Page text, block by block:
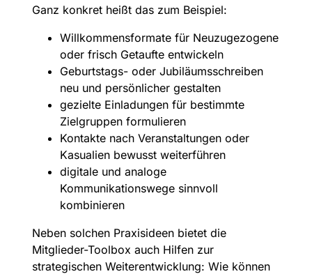
Ganz konkret heißt das zum Beispiel:
Willkommensformate für Neuzugezogene
oder frisch Getaufte entwickeln
Geburtstags- oder Jubiläumsschreiben
neu und persönlicher gestalten
gezielte Einladungen für bestimmte
Zielgruppen formulieren
Kontakte nach Veranstaltungen oder
Kasualien bewusst weiterführen
digitale und analoge
Kommunikationswege sinnvoll
kombinieren
Neben solchen Praxisideen bietet die
Mitglieder-Toolbox auch Hilfen zur
strategischen Weiterentwicklung: Wie können